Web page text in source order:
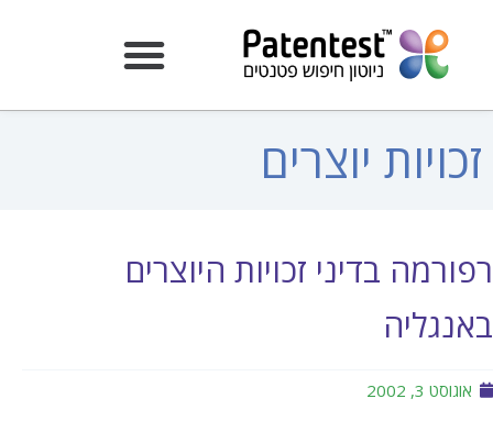
זכויות יוצרים
רפורמה בדיני זכויות היוצרים
באנגליה
אוגוסט 3, 2002